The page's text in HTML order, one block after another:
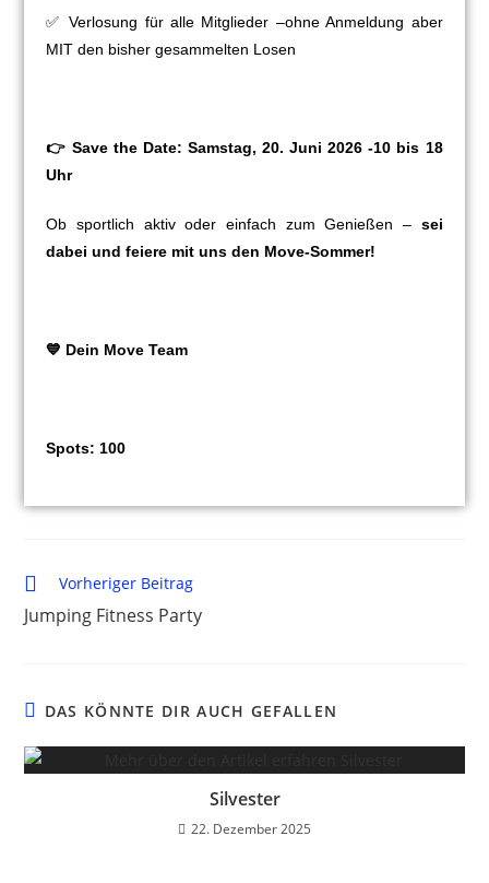
✅ Verlosung für alle Mitglieder –ohne Anmeldung aber
MIT den bisher gesammelten Losen
👉 Save the Date: Samstag, 20. Juni 2026 -10 bis 18
Uhr
Ob sportlich aktiv oder einfach zum Genießen – sei
dabei und feiere mit uns den Move-Sommer!
💙 Dein Move Team
Spots: 100
Vorheriger Beitrag
Jumping Fitness Party
DAS KÖNNTE DIR AUCH GEFALLEN
Silvester
22. Dezember 2025